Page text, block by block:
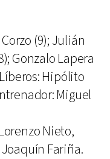
(9); Julián
Gonzalo Lapera
Hipólito
Miguel
Nieto,
Fariña.